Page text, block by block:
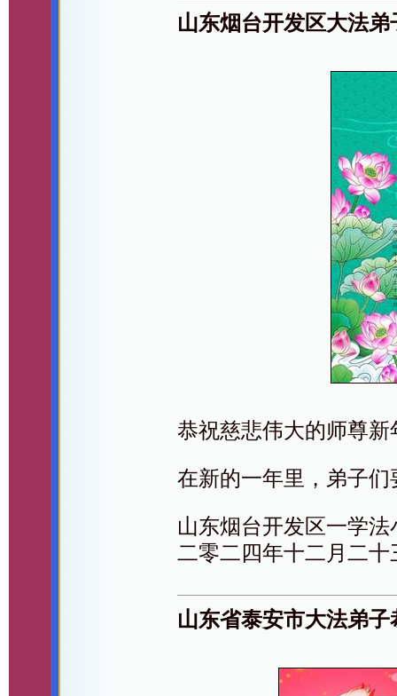
山东烟台开发区大法
恭祝慈悲伟大的师尊新
在新的一年里，弟子
山东烟台开发区一学
二零二四年十二月二十
山东省泰安市大法弟